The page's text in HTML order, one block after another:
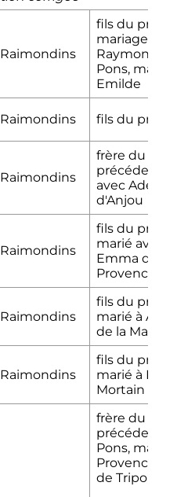
Raimondins
fils du
mariage de
Raymond
Pons, marié
Emilde
Raimondins fils du
Raimondins
frère du
précédent,
avec
d'Anjou
Raimondins
fils du
marié avec
Emma de
Provence
Raimondins
fils du
marié à
de la Marche
Raimondins
fils du
marié à
Mortain
frère du
précédent,
Pons,
Provence,
de Tripoli.